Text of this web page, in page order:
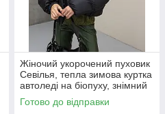
Жіночий укорочений пуховик
Севілья, тепла зимова куртка
автоледі на біопуху, знімний
капюшон 44–50 чорний
Готово до відправки